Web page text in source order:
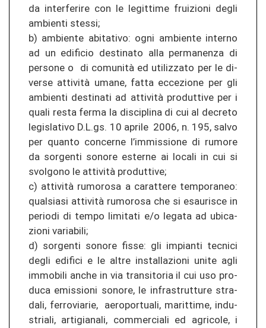
da in­ter­fe­ri­re con le le­git­ti­me frui­zio­ni degli
amb­ien­ti st­es­si;
b) amb­ien­te ab­ita­ti­vo: ogni amb­ien­te in­ter­no
ad un edi­fi­cio de­sti­na­to alla per­ma­nen­za di
per­so­ne o di comunità ed uti­li­z­za­to per le di­
ver­se attività umane, fatta ec­ce­zio­ne per gli
amb­ien­ti de­sti­na­ti ad attività pro­d­ut­ti­ve per i
quali resta ferma la dis­ci­pli­na di cui al de­cre­to
le­gis­la­ti­vo D.L.gs. 10 ap­ri­le 2006, n. 195, salvo
per quan­to con­cer­ne l’im­mis­sio­ne di ru­mo­re
da sor­gen­ti so­no­re ester­ne ai lo­ca­li in cui si
svol­go­no le attività pro­d­ut­ti­ve;
c) attività ru­mo­ro­sa a ca­r­at­te­re tem­po­ra­neo:
qual­sia­si attività ru­mo­ro­sa che si esau­ris­ce in
pe­rio­di di tempo li­mi­ta­ti e/o le­ga­ta ad ubi­ca­
zio­ni va­ria­bi­li;
d) sor­gen­ti so­no­re fisse: gli im­pian­ti tec­ni­ci
degli edi­fi­ci e le altre in­stal­la­zio­ni unite agli
immo­bi­li anche in via trans­ito­ria il cui uso pro­
du­ca emis­sio­ni so­no­re, le in­fras­trut­tu­re stra­
da­li, fer­ro­via­rie, ae­ro­por­tua­li, ma­rit­ti­me, in­du­
stria­li, ar­ti­gia­na­li, com­mer­cia­li ed agri­co­le, i